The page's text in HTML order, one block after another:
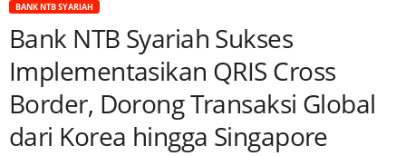
BANK NTB SYARIAH
Bank NTB Syariah Sukses
Implementasikan QRIS Cross
Border, Dorong Transaksi Global
dari Korea hingga Singapore